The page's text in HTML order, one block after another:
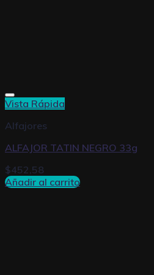
Vista Rápida
Alfajores
ALFAJOR TATIN NEGRO 33g
$452,58
Añadir al carrito